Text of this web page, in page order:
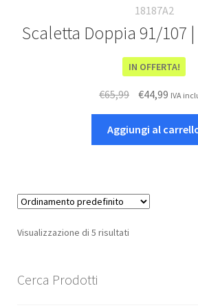
18187A2
Scaletta Doppia 91/107 |
IN OFFERTA!
€65,99
originale
era:
€44,99Il
è:
IVA
Aggiungi al
Visualizzazione di 5 risultati
Cerca Prodotti